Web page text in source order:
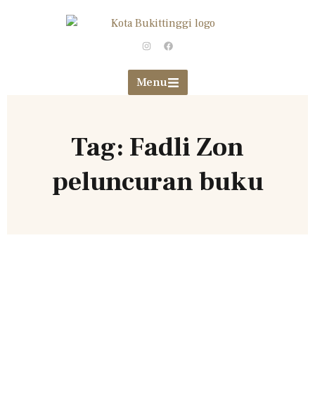
Menu
Tag: Fadli Zon
peluncuran buku